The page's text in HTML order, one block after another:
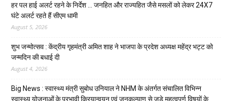
हर पल हाई अलर्ट रहने के निर्देश … जनहित और राज्यहित जैसे मसलों को लेकर 24X7
घंटे अलर्ट रहते हैं सीएम धामी
August 5, 2026
शुभ जन्मोत्सव : केंद्रीय गृहमंत्री अमित शाह ने भाजपा के प्रदेश अध्यक्ष महेंद्र भट्ट को
जन्मदिन की बधाई दी
August 4, 2026
Big News : स्वास्थ्य मंत्री सुबोध उनियाल ने NHM के अंतर्गत संचालित विभिन्न
स्वास्थ्य योजनाओं के प्रभावी क्रियान्वयन एवं जनकल्याण से जुड़े महत्वपूर्ण विषयों के